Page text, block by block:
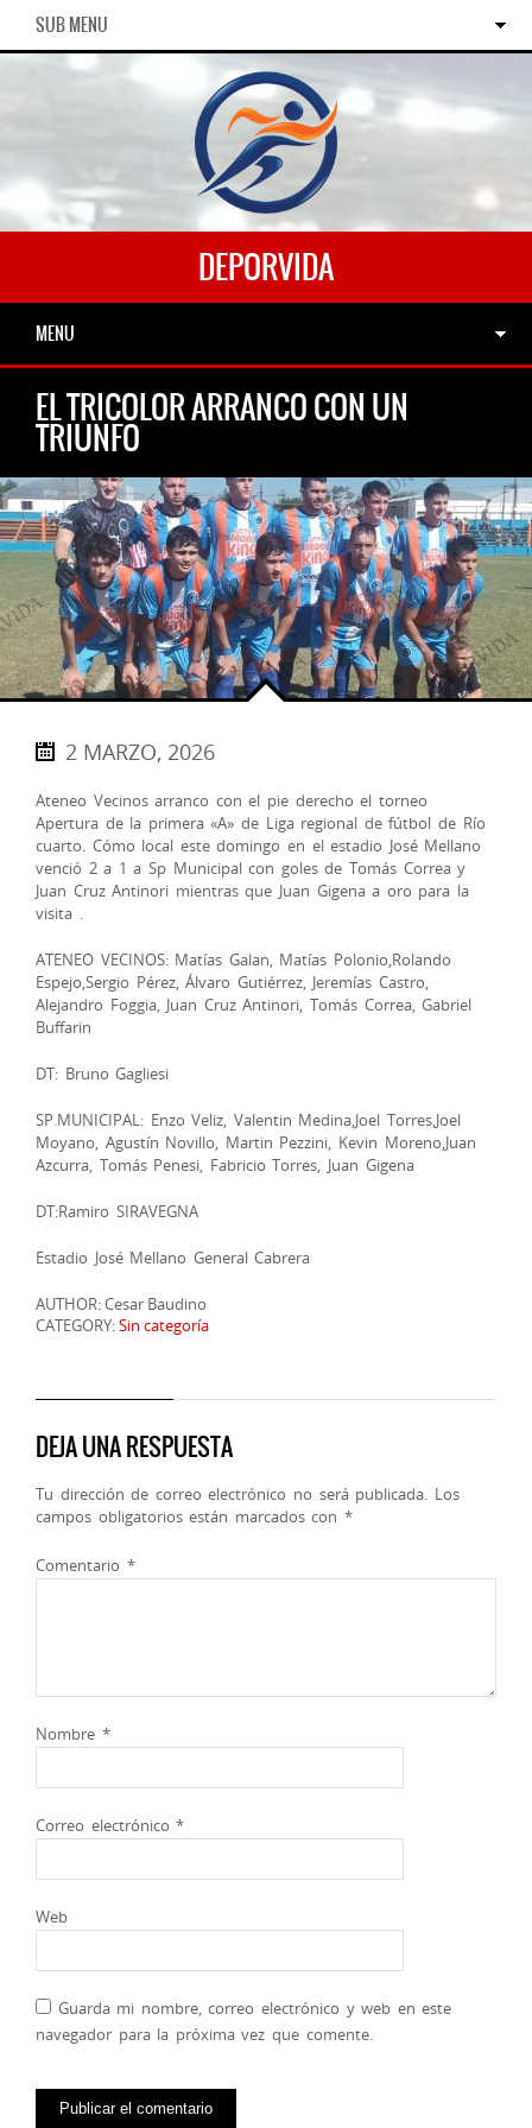
SUB MENU
DEPORVIDA
MENU
EL TRICOLOR ARRANCO CON UN
TRIUNFO
2 MARZO, 2026
Ateneo Vecinos arranco con el pie derecho el torneo
Apertura de la primera «A» de Liga regional de fútbol de Río
cuarto. Cómo local este domingo en el estadio José Mellano
venció 2 a 1 a Sp Municipal con goles de Tomás Correa y
Juan Cruz Antinori mientras que Juan Gigena a oro para la
visita .
ATENEO VECINOS: Matías Galan, Matías Polonio,Rolando
Espejo,Sergio Pérez, Álvaro Gutiérrez, Jeremías Castro,
Alejandro Foggia, Juan Cruz Antinori, Tomás Correa, Gabriel
Buffarin
DT: Bruno Gagliesi
SP.MUNICIPAL: Enzo Veliz, Valentin Medina,Joel Torres,Joel
Moyano, Agustín Novillo, Martin Pezzini, Kevin Moreno,Juan
Azcurra, Tomás Penesi, Fabricio Torres, Juan Gigena
DT:Ramiro SIRAVEGNA
Estadio José Mellano General Cabrera
AUTHOR: Cesar Baudino
CATEGORY:Sin categoría
DEJA UNA RESPUESTA
Tu dirección de correo electrónico no será publicada. Los
campos obligatorios están marcados con *
Comentario *
Nombre *
Correo electrónico*
Web
Guarda mi nombre, correo electrónico y web en este
navegador para la próxima vez que comente.